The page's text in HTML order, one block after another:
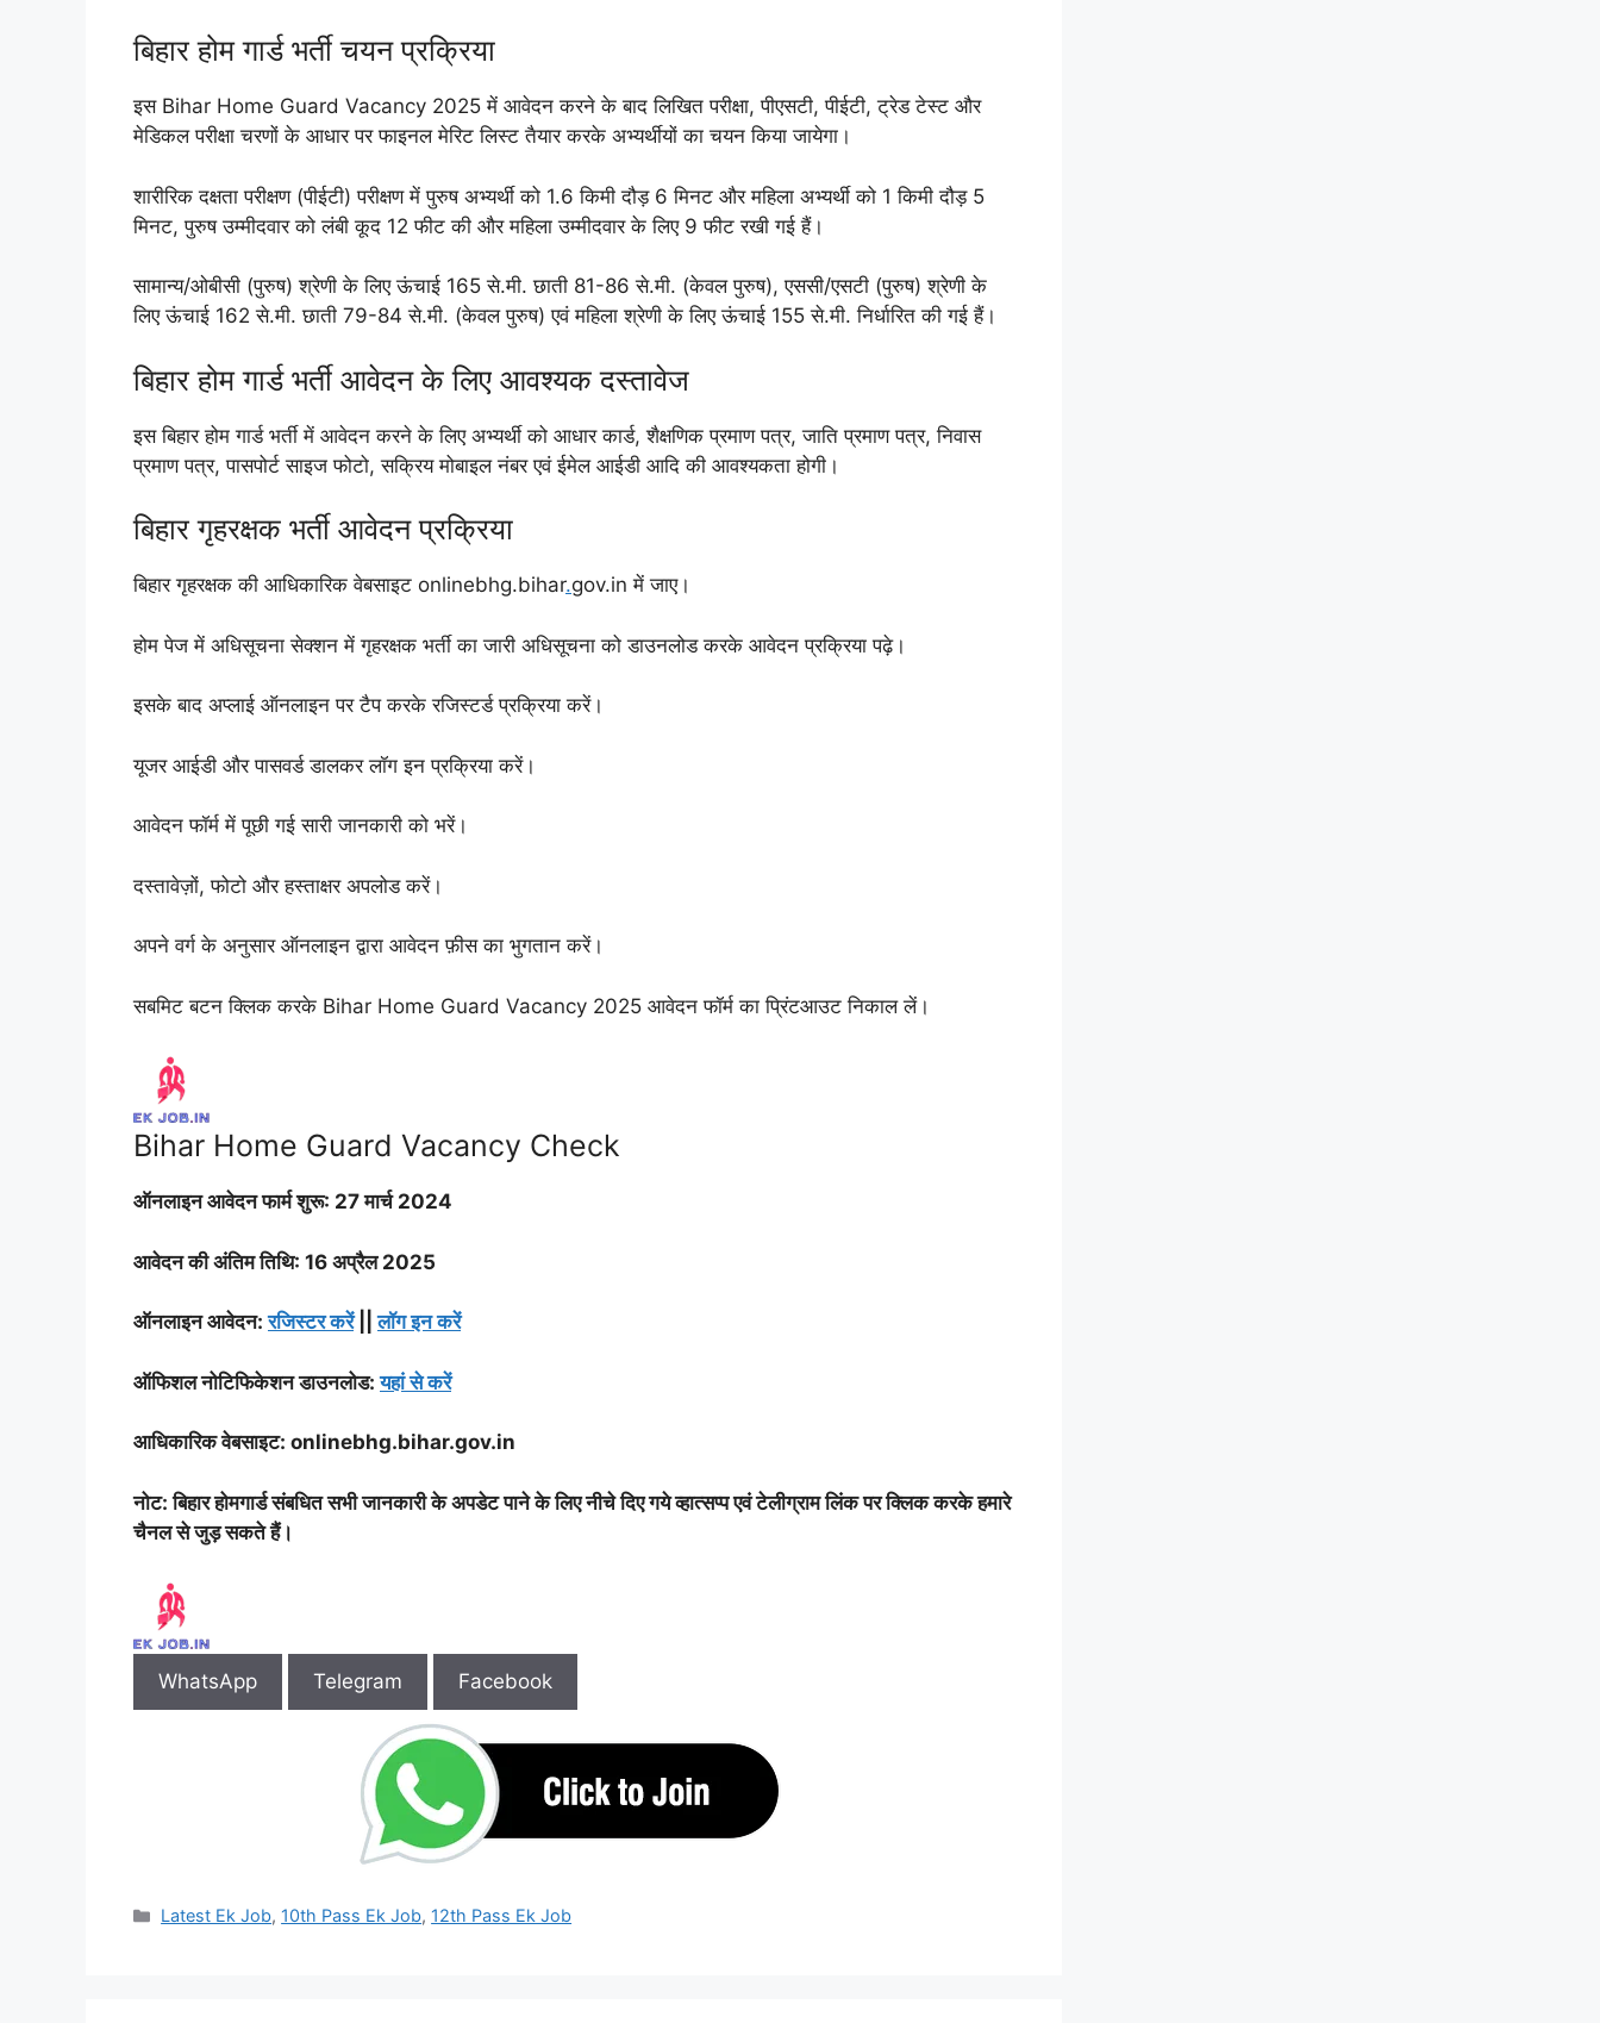
बिहार होम गार्ड भर्ती चयन प्रक्रिया
इस Bihar Home Guard Vacancy 2025 में आवेदन करने के बाद लिखित परीक्षा, पीएसटी, पीईटी, ट्रेड टेस्ट और
मेडिकल परीक्षा चरणों के आधार पर फाइनल मेरिट लिस्ट तैयार करके अभ्यर्थीयों का चयन किया जायेगा।
शारीरिक दक्षता परीक्षण (पीईटी) परीक्षण में पुरुष अभ्यर्थी को 1.6 किमी दौड़ 6 मिनट और महिला अभ्यर्थी को 1 किमी दौड़ 5
मिनट, पुरुष उम्मीदवार को लंबी कूद 12 फीट की और महिला उम्मीदवार के लिए 9 फीट रखी गई हैं।
सामान्य/ओबीसी (पुरुष) श्रेणी के लिए ऊंचाई 165 से.मी. छाती 81-86 से.मी. (केवल पुरुष), एससी/एसटी (पुरुष) श्रेणी के
लिए ऊंचाई 162 से.मी. छाती 79-84 से.मी. (केवल पुरुष) एवं महिला श्रेणी के लिए ऊंचाई 155 से.मी. निर्धारित की गई हैं।
बिहार होम गार्ड भर्ती आवेदन के लिए आवश्यक दस्तावेज
इस बिहार होम गार्ड भर्ती में आवेदन करने के लिए अभ्यर्थी को आधार कार्ड, शैक्षणिक प्रमाण पत्र, जाति प्रमाण पत्र, निवास
प्रमाण पत्र, पासपोर्ट साइज फोटो, सक्रिय मोबाइल नंबर एवं ईमेल आईडी आदि की आवश्यकता होगी।
बिहार गृहरक्षक भर्ती आवेदन प्रक्रिया
बिहार गृहरक्षक की आधिकारिक वेबसाइट onlinebhg.bihar.gov.in में जाए।
होम पेज में अधिसूचना सेक्शन में गृहरक्षक भर्ती का जारी अधिसूचना को डाउनलोड करके आवेदन प्रक्रिया पढ़े।
इसके बाद अप्लाई ऑनलाइन पर टैप करके रजिस्टर्ड प्रक्रिया करें।
यूजर आईडी और पासवर्ड डालकर लॉग इन प्रक्रिया करें।
आवेदन फॉर्म में पूछी गई सारी जानकारी को भरें।
दस्तावेज़ों, फोटो और हस्ताक्षर अपलोड करें।
अपने वर्ग के अनुसार ऑनलाइन द्वारा आवेदन फ़ीस का भुगतान करें।
सबमिट बटन क्लिक करके Bihar Home Guard Vacancy 2025 आवेदन फॉर्म का प्रिंटआउट निकाल लें।
Bihar Home Guard Vacancy Check
ऑनलाइन आवेदन फार्म शुरू: 27 मार्च 2024
आवेदन की अंतिम तिथि: 16 अप्रैल 2025
ऑनलाइन आवेदन:रजिस्टर करें||लॉग इन करें
ऑफिशल नोटिफिकेशन डाउनलोड:यहां से करें
आधिकारिक वेबसाइट: onlinebhg.bihar.gov.in
नोट: बिहार होमगार्ड संबधित सभी जानकारी के अपडेट पाने के लिए नीचे दिए गये व्हात्सप्प एवं टेलीग्राम लिंक पर क्लिक करके हमारे
चैनल से जुड़ सकते हैं।
WhatsApp Telegram Facebook
Categories
Latest Ek Job, 10th Pass Ek Job, 12th Pass Ek Job